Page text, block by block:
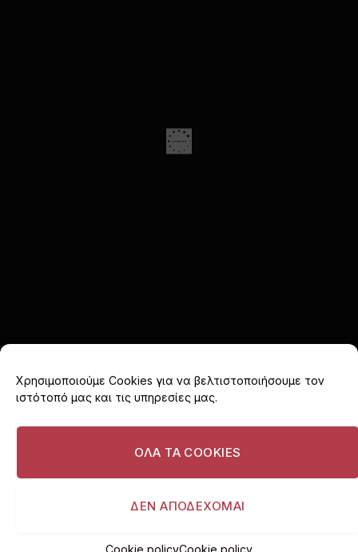
Χρησιμοποιούμε Cookies για να βελτιστοποιήσουμε τον
ιστότοπό μας και τις υπηρεσίες μας.
ΟΛΑ ΤΑ COOKIES
ΔΕΝ ΑΠΟΔΕΧΟΜΑΙ
Cookie policyCookie policy
(Twitter)
COOKIE POLICY (EU)
ΠΟΛΙΤΙΚΗ ΑΠΟΡΡΗΤΟΥ
ΔΙΑΦΗΜΙΣΤΕΙΤΕ